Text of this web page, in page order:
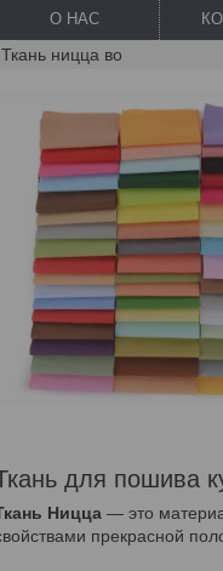
О НАС
Ткань ницца во
для пошива
Ницца — это
прекрасной